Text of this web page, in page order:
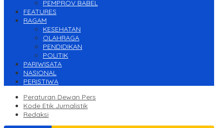
PEMPROV BABEL
FEATURES
RAGAM
KESEHATAN
OLAHRAGA
PENDIDIKAN
POLITIK
PARIWISATA
NASIONAL
PERISTIWA
Peraturan Dewan Pers
Kode Etik Jurnalistik
Redaksi